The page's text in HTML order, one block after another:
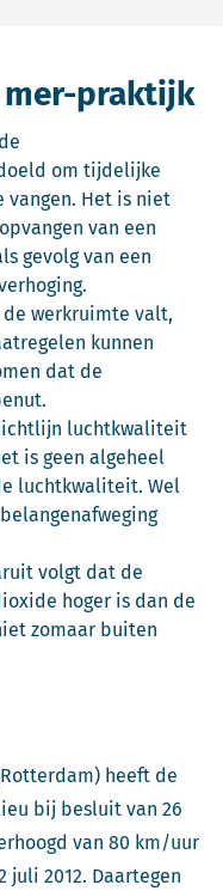
mer-praktijk
om tijdelijke
vangen. Het is niet
van een
gevolg van een
werkruimte valt,
kunnen
dat de
luchtkwaliteit
is geen algeheel
luchtkwaliteit. Wel
volgt dat de
hoger is dan de
zomaar buiten
heeft de
bij besluit van 26
van 80 km/uur
juli 2012. Daartegen